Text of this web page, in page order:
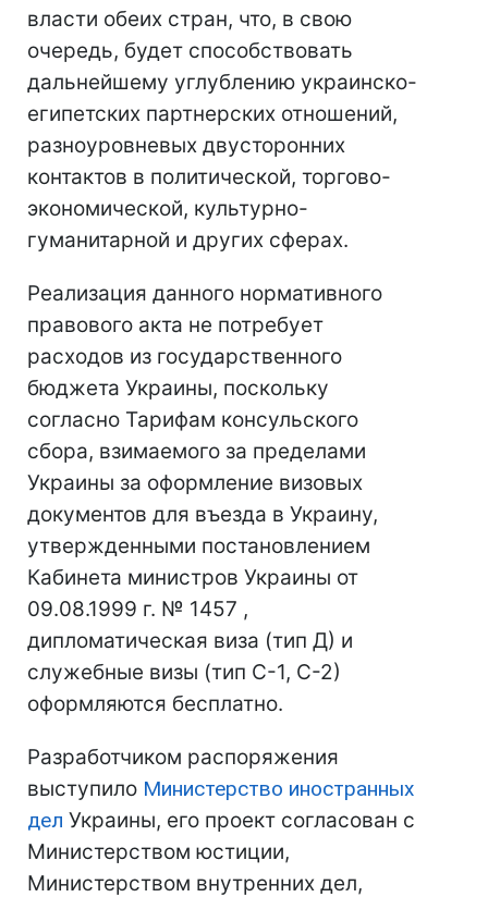
власти обеих стран, что, в свою
очередь, будет способствовать
дальнейшему углублению украинско-
египетских партнерских отношений,
разноуровневых двусторонних
контактов в политической, торгово-
экономической, культурно-
гуманитарной и других сферах.
Реализация данного нормативного
правового акта не потребует
расходов из государственного
бюджета Украины, поскольку
согласно Тарифам консульского
сбора, взимаемого за пределами
Украины за оформление визовых
документов для въезда в Украину,
утвержденными постановлением
Кабинета министров Украины от
09.08.1999 г. № 1457 ,
дипломатическая виза (тип Д) и
служебные визы (тип С-1, С-2)
оформляются бесплатно.
Разработчиком распоряжения
выступило Министерство иностранных
дел Украины, его проект согласован с
Министерством юстиции,
Министерством внутренних дел,